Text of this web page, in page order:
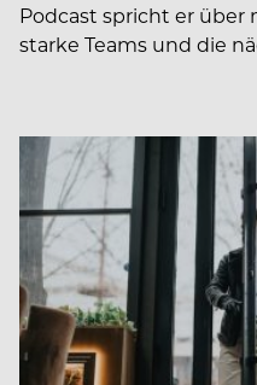
Podcast spricht er
starke Teams und die